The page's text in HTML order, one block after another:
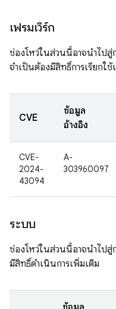
เฟรมเวิร์ก
ช่องโหว่ในส่วนนี้อาจนำไป
จำเป็นต้องมีสิทธิ์การเรียกใช้
CVE
ข้อมูล
อ้างอิง
CVE-
2024-
43094
A-
303960097
ระบบ
ช่องโหว่ในส่วนนี้อาจนำไปสู่
มีสิทธิ์ดำเนินการเพิ่มเติม